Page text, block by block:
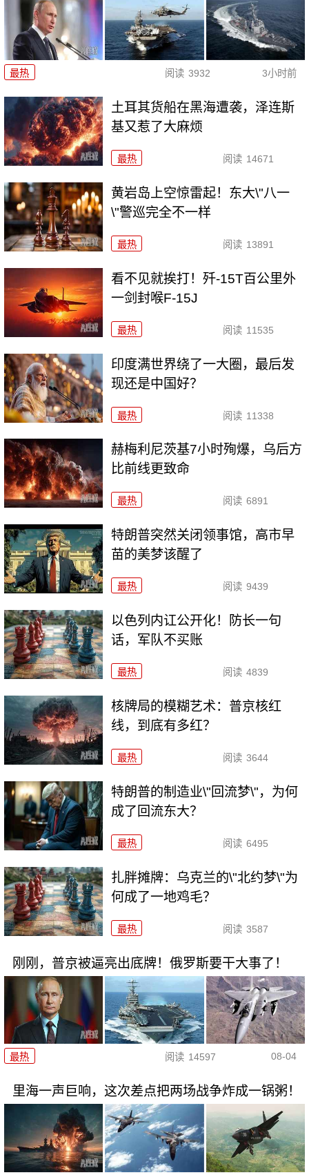
最热 阅读 3932 3小时前
土耳其货船在黑海遭袭，泽连斯
基又惹了大麻烦
最热 阅读 14671
黄岩岛上空惊雷起！东大\"八一
\"警巡完全不一样
最热 阅读 13891
看不见就挨打！歼-15T百公里外
一剑封喉F-15J
最热 阅读 11535
印度满世界绕了一大圈，最后发
现还是中国好？
最热 阅读 11338
赫梅利尼茨基7小时殉爆，乌后方
比前线更致命
最热 阅读 6891
特朗普突然关闭领事馆，高市早
苗的美梦该醒了
最热 阅读 9439
以色列内讧公开化！防长一句
话，军队不买账
最热 阅读 4839
核牌局的模糊艺术：普京核红
线，到底有多红？
最热 阅读 3644
特朗普的制造业\"回流梦\"，为何
成了回流东大？
最热 阅读 6495
扎胖摊牌：乌克兰的\"北约梦\"为
何成了一地鸡毛？
最热 阅读 3587
刚刚，普京被逼亮出底牌！俄罗斯要干大事了！
最热 阅读 14597 08-04
里海一声巨响，这次差点把两场战争炸成一锅粥！